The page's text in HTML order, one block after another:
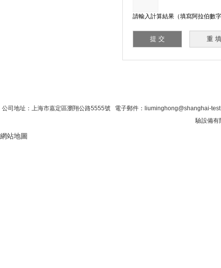
請輸入計算結果（填寫阿拉伯數字
公司地址：上海市嘉定區瀏翔公路5555號 電子郵件：liuminghong@shanghai-
驗設備有
網站地圖